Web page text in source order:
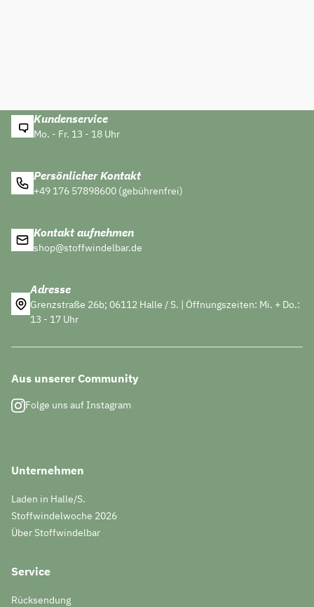
Kundenservice
Mo. - Fr. 13 - 18 Uhr
Persönlicher Kontakt
+49 176 57898600 (gebührenfrei)
Kontakt aufnehmen
shop@stoffwindelbar.de
Adresse
Grenzstraße 26b; 06112 Halle / S. | Öffnungszeiten: Mi. + Do.:
13 - 17 Uhr
Aus unserer Community
Folge uns auf Instagram
Unternehmen
Laden in Halle/S.
Stoffwindelwoche 2026
Über Stoffwindelbar
Service
Rücksendung